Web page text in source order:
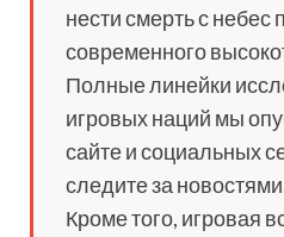
нести смерть с
современного
Полные линейки
игровых наций мы
сайте и социальных
следите за
Кроме того, игровая